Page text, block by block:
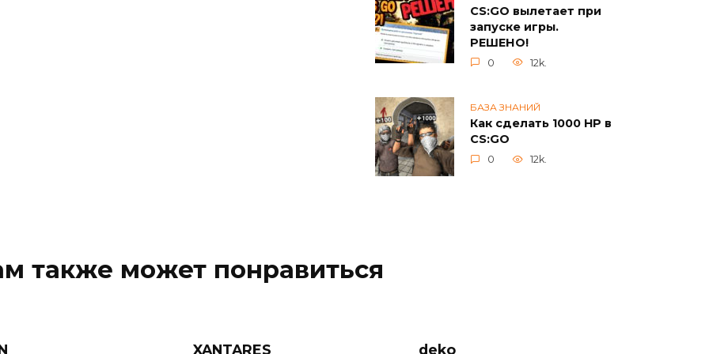
CS:GO вылетает при
запуске игры.
РЕШЕНО!
0 12k.
БАЗА ЗНАНИЙ
Как сделать 1000 HP в
CS:GO
0 12k.
также может понравиться
XANTARES deko